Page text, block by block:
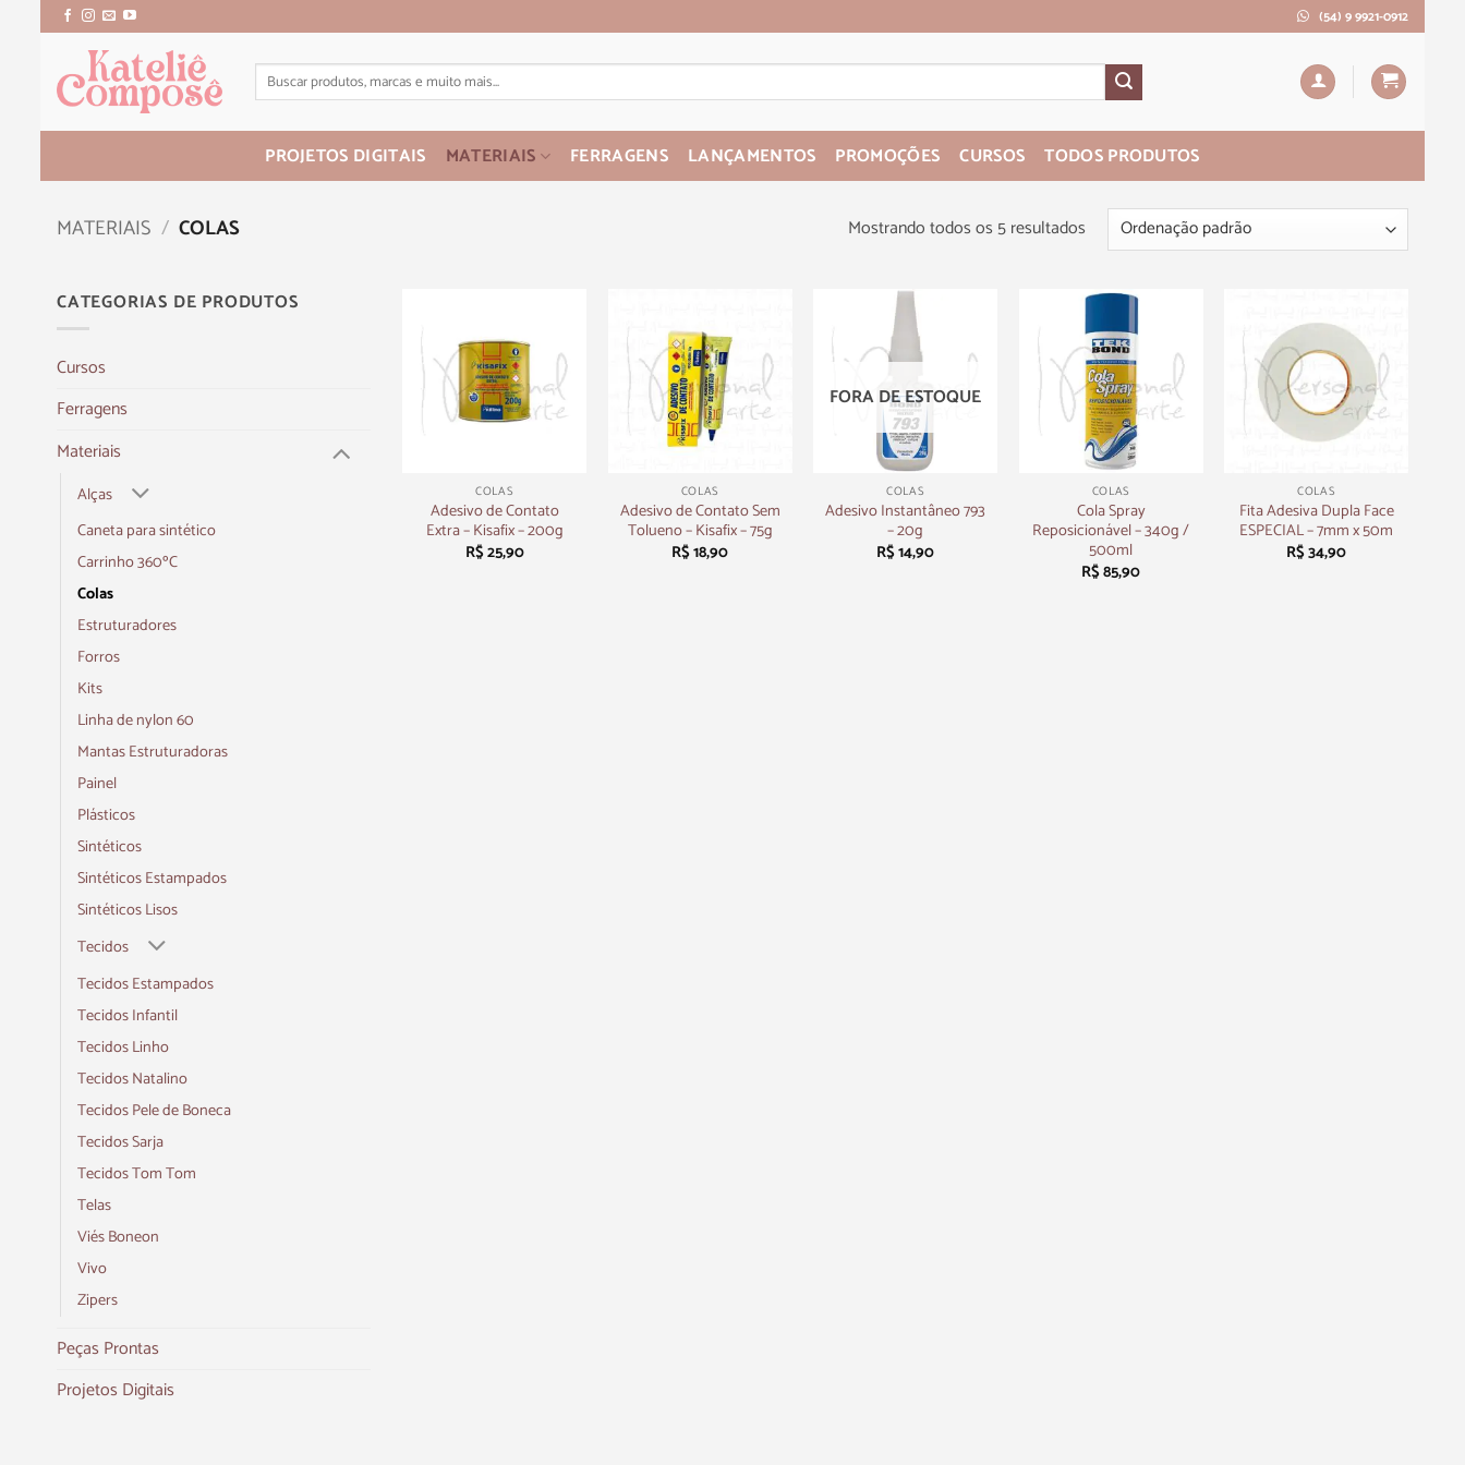
(54) 9 9921-0912
PROJETOS DIGITAIS MATERIAIS FERRAGENS LANÇAMENTOS PROMOÇÕES CURSOS TODOS PRODUTOS
MATERIAIS / COLAS Mostrando todos os 5 resultados
CATEGORIAS DE PRODUTOS
Cursos
Ferragens
Materiais
Alças
⁠Caneta para sintético
Carrinho 360ºC
Colas
Estruturadores
Forros
Kits
Linha de nylon 60
Mantas Estruturadoras
Painel
Plásticos
Sintéticos
Sintéticos Estampados
Sintéticos Lisos
Tecidos
Tecidos Estampados
Tecidos Infantil
Tecidos Linho
Tecidos Natalino
Tecidos Pele de Boneca
Tecidos Sarja
Tecidos Tom Tom
Telas
Viés Boneon
Vivo
Zipers
Peças Prontas
Projetos Digitais
COLAS
Adesivo de Contato
Extra – Kisafix – 200g
R$25,90
COLAS
Adesivo de Contato Sem
Tolueno – Kisafix – 75g
R$18,90
FORA DE ESTOQUE
COLAS
Adesivo Instantâneo 793
– 20g
R$14,90
COLAS
Cola Spray
Reposicionável – 340g /
500ml
R$85,90
COLAS
Fita Adesiva Dupla Face
ESPECIAL – 7mm x 50m
R$34,90